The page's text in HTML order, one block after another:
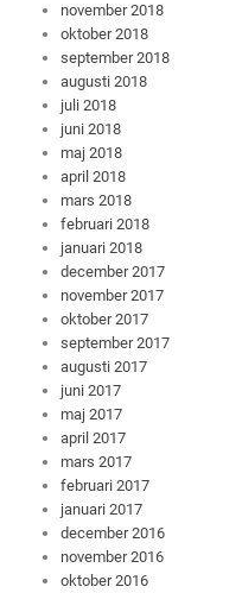
november 2018
oktober 2018
september 2018
augusti 2018
juli 2018
juni 2018
maj 2018
april 2018
mars 2018
februari 2018
januari 2018
december 2017
november 2017
oktober 2017
september 2017
augusti 2017
juni 2017
maj 2017
april 2017
mars 2017
februari 2017
januari 2017
december 2016
november 2016
oktober 2016